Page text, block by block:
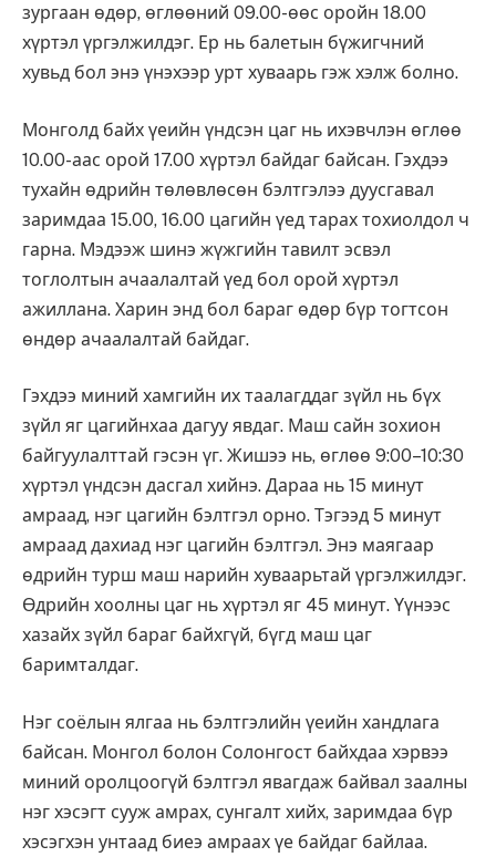
зургаан өдөр, өглөөний 09.00-өөс оройн 18.00
хүртэл үргэлжилдэг. Ер нь балетын бүжигчний
хувьд бол энэ үнэхээр урт хуваарь гэж хэлж болно.
Монголд байх үеийн үндсэн цаг нь ихэвчлэн өглөө
10.00-аас орой 17.00 хүртэл байдаг байсан. Гэхдээ
тухайн өдрийн төлөвлөсөн бэлтгэлээ дуусгавал
заримдаа 15.00, 16.00 цагийн үед тарах тохиолдол ч
гарна. Мэдээж шинэ жүжгийн тавилт эсвэл
тоглолтын ачаалалтай үед бол орой хүртэл
ажиллана. Харин энд бол бараг өдөр бүр тогтсон
өндөр ачаалалтай байдаг.
Гэхдээ миний хамгийн их таалагддаг зүйл нь бүх
зүйл яг цагийнхаа дагуу явдаг. Маш сайн зохион
байгуулалттай гэсэн үг. Жишээ нь, өглөө 9:00–10:30
хүртэл үндсэн дасгал хийнэ. Дараа нь 15 минут
амраад, нэг цагийн бэлтгэл орно. Тэгээд 5 минут
амраад дахиад нэг цагийн бэлтгэл. Энэ маягаар
өдрийн турш маш нарийн хуваарьтай үргэлжилдэг.
Өдрийн хоолны цаг нь хүртэл яг 45 минут. Үүнээс
хазайх зүйл бараг байхгүй, бүгд маш цаг
баримталдаг.
Нэг соёлын ялгаа нь бэлтгэлийн үеийн хандлага
байсан. Монгол болон Солонгост байхдаа хэрвээ
миний оролцоогүй бэлтгэл явагдаж байвал заалны
нэг хэсэгт сууж амрах, сунгалт хийх, заримдаа бүр
хэсэгхэн унтаад биеэ амраах үе байдаг байлаа.